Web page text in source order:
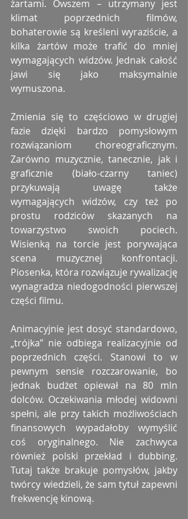
żartami. Owszem – utrzymany jest
klimat poprzednich filmów,
bohaterowie są kreśleni wyraziście, a
kilka żartów może trafić do mniej
wymagających widzów. Jednak całość
jawi się jako maksymalnie
wymuszona.
Zmienia się to częściowo w drugiej
fazie dzięki bardzo pomysłowym
rozwiązaniom choreograficznym.
Zarówno muzycznie, tanecznie, jak i
graficznie (biało-czarny taniec)
przykuwają uwagę także
wymagających widzów, czy też po
prostu rodziców skazanych na
towarzystwo swoich pociech.
Wisienką na torcie jest porywająca
scena muzycznej konfrontacji.
Piosenka, która rozwiązuje rywalizację
wynagradza niedogodności pierwszej
części filmu.
Animacyjnie jest dosyć standardowo,
„trójka” nie odbiega realizacyjnie od
poprzednich części. Stanowi to w
pewnym sensie rozczarowanie, bo
jednak budżet opiewał na 80 mln
dolców. Oczekiwania młodej widowni
spełni, ale przy takich możliwościach
finansowych wypadałoby wymyślić
coś oryginalnego. Nie zachwyca
również polski przekład i dubbing.
Tutaj także brakuje pomysłów, jakby
twórcy wiedzieli, że sam tytuł zapewni
frekwencję kinową.